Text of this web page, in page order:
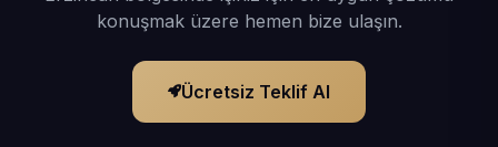
konuşmak üzere hemen bize ulaşın.
Ücretsiz Teklif Al